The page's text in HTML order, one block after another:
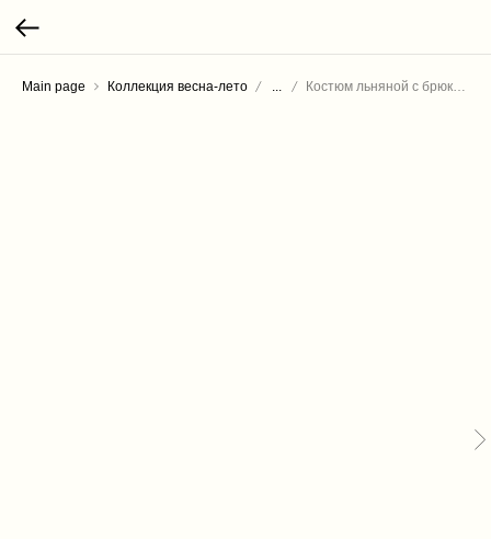
Main page Коллекция весна-лето ... Костюм льняной с брюками